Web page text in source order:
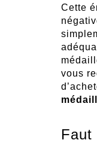
Cette
vous
Faut